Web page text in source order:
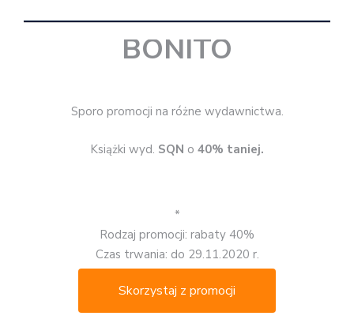
BONITO
Sporo promocji na różne wydawnictwa.
Książki wyd. SQN o 40% taniej.
*
Rodzaj promocji: rabaty 40%
Czas trwania: do 29.11.2020 r.
Skorzystaj z promocji